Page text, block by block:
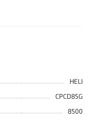
HELI
CPCD85G
8500